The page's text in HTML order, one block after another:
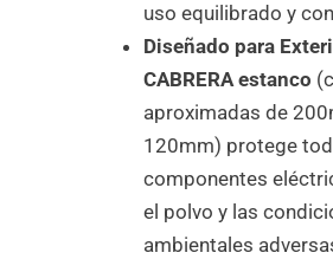
uso equilibrado y
Diseñado para
CABRERA estanco
aproximadas de
120mm) protege
componentes
el polvo y las
ambientales